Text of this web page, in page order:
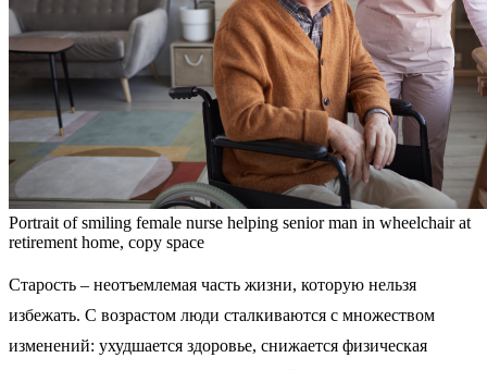
Portrait of smiling female nurse helping senior man in wheelchair at
retirement home, copy space
Старость – неотъемлемая часть жизни, которую нельзя
избежать. С возрастом люди сталкиваются с множеством
изменений: ухудшается здоровье, снижается физическая